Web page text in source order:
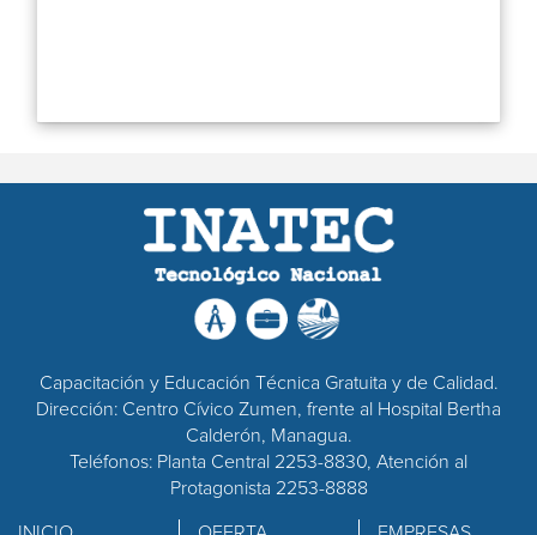
Capacitación y Educación Técnica Gratuita y de Calidad.
Dirección: Centro Cívico Zumen, frente al Hospital Bertha
Calderón, Managua.
Teléfonos: Planta Central 2253-8830, Atención al
Protagonista 2253-8888